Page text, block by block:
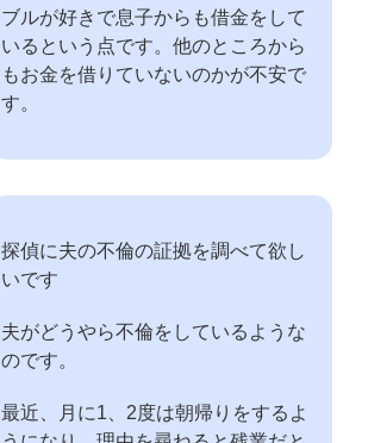
ブルが好きで息子からも借金をして
いるという点です。他のところから
もお金を借りていないのかが不安で
す。
探偵に夫の不倫の証拠を調べて欲し
いです
夫がどうやら不倫をしているような
のです。
最近、月に1、2度は朝帰りをするよ